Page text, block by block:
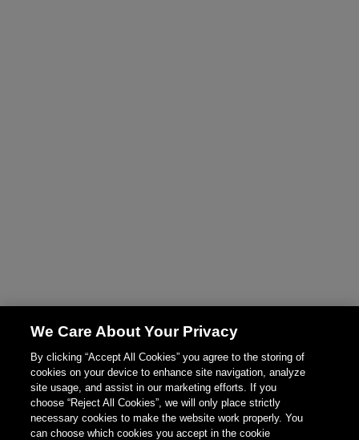
We Care About Your Privacy
By clicking “Accept All Cookies” you agree to the storing of
cookies on your device to enhance site navigation, analyze
site usage, and assist in our marketing efforts. If you
choose “Reject All Cookies”, we will only place strictly
necessary cookies to make the website work properly. You
can choose which cookies you accept in the cookie